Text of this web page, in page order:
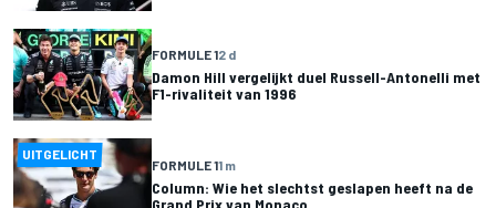
FORMULE 12 d
Damon Hill vergelijkt duel Russell-Antonelli met
F1-rivaliteit van 1996
UITGELICHT
FORMULE 11 m
Column: Wie het slechtst geslapen heeft na de
Grand Prix van Monaco